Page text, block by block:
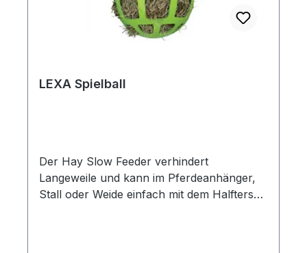
LEXA Spielball
Der Hay Slow Feeder verhindert
Langeweile und kann im Pferdeanhänger,
Stall oder Weide einfach mit dem Halfterseil